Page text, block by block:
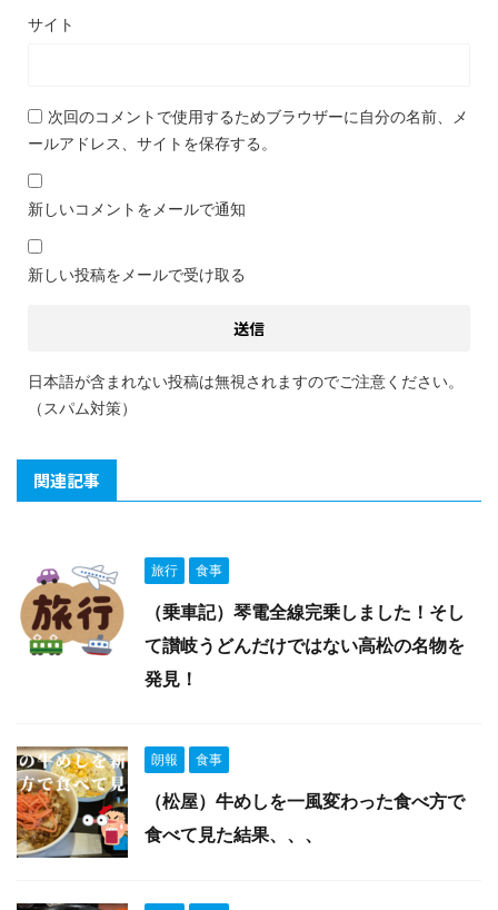
サイト
次回のコメントで使用するためブラウザーに自分の名前、メ
ールアドレス、サイトを保存する。
新しいコメントをメールで通知
新しい投稿をメールで受け取る
日本語が含まれない投稿は無視されますのでご注意ください。
（スパム対策）
関連記事
旅行 食事
（乗車記）琴電全線完乗しました！そし
て讃岐うどんだけではない高松の名物を
発見！
朗報 食事
（松屋）牛めしを一風変わった食べ方で
食べて見た結果、、、